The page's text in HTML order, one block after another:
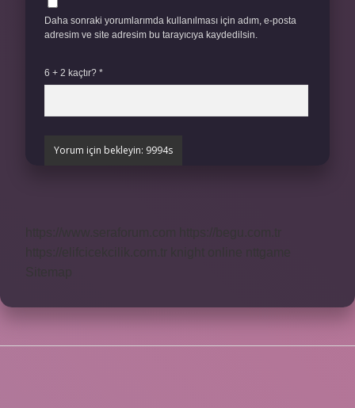
Daha sonraki yorumlarımda kullanılması için adım, e-posta
adresim ve site adresim bu tarayıcıya kaydedilsin.
6 + 2 kaçtır? *